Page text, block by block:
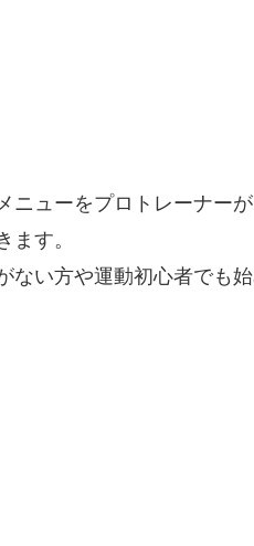
ニューをプロトレーナー
す。
い方や運動初心者でも